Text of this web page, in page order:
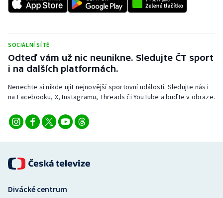
Stolní tenis
Triatlon
Veslování
Vodní slalom
Ostatní
SOCIÁLNÍ SÍTĚ
Odteď vám už nic neunikne. Sledujte ČT sport
i na dalších platformách.
Nenechte si nikde ujít nejnovější sportovní události. Sledujte nás i
na Facebooku, X, Instagramu, Threads či YouTube a buďte v obraze.
Divácké centrum